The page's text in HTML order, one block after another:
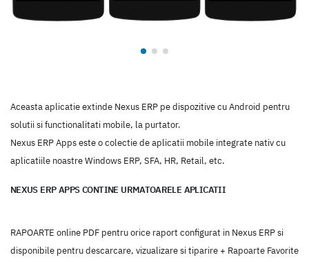
Aceasta aplicatie extinde Nexus ERP pe dispozitive cu Android pentru
solutii si functionalitati mobile, la purtator.
Nexus ERP Apps este o colectie de aplicatii mobile integrate nativ cu
aplicatiile noastre Windows ERP, SFA, HR, Retail, etc.
NEXUS ERP APPS CONTINE URMATOARELE APLICATII
RAPOARTE online PDF pentru orice raport configurat in Nexus ERP si
disponibile pentru descarcare, vizualizare si tiparire + Rapoarte Favorite